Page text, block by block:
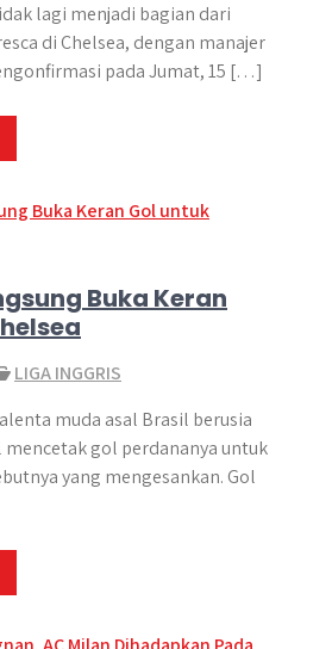
lagi menjadi bagian dari
di Chelsea, dengan manajer
pada Jumat, 15 […]
Buka Keran
LIGA INGGRIS
muda asal Brasil berusia
mencetak gol perdananya untuk
yang mengesankan​. Gol